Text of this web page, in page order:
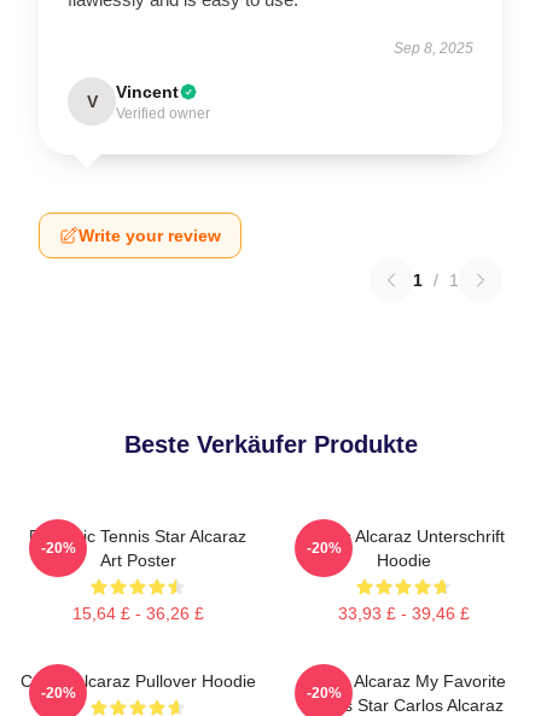
Sep 8, 2025
V Vincent
Verified owner
Write your review
1 / 1
Beste Verkäufer Produkte
Dynamic Tennis Star Alcaraz
Art Poster
15,64 £ - 36,26 £
-20%
Carlos Alcaraz Unterschrift
Hoodie
33,93 £ - 39,46 £
-20%
Carlos Alcaraz Pullover Hoodie
-20%
Carlos Alcaraz My Favorite
Tennis Star Carlos Alcaraz
-20%